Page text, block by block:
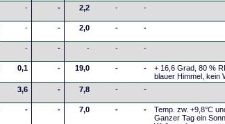
- - 2,2 - -
- - 2,0 - -
- - - - -
0,1 - 19,0 - -
+ 16,6 Grad, 80 %
blauer Himmel, kein
3,6 - 7,8 - -
- - 7,0 - -
Temp. zw. +9,8°C
Ganzer Tag ein